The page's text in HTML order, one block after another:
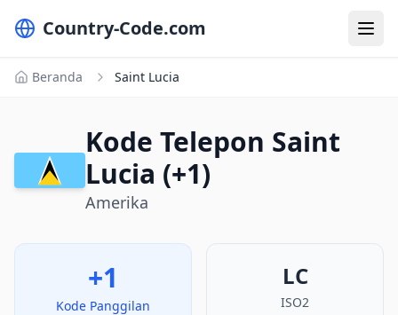
Country-Code.com
Beranda Saint Lucia
Kode Telepon Saint
Lucia (+1)
Amerika
+1
Kode Panggilan
LC
ISO2